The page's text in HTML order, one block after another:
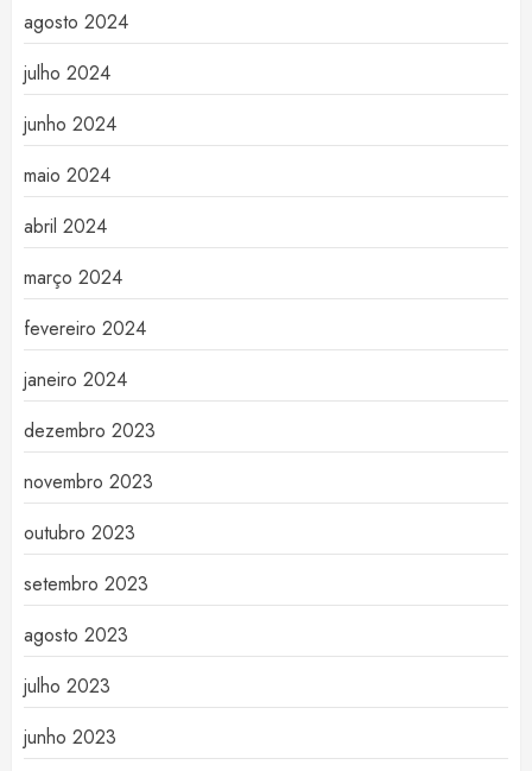
agosto 2024
julho 2024
junho 2024
maio 2024
abril 2024
março 2024
fevereiro 2024
janeiro 2024
dezembro 2023
novembro 2023
outubro 2023
setembro 2023
agosto 2023
julho 2023
junho 2023